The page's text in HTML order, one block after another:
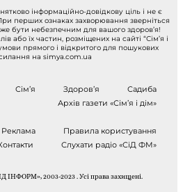
інформаційно-довідкову ціль і не є
перших ознаках захворювання зверніться
бути небезпечним для вашого здоров’я!
або їх частин, розміщених на сайті “Сім’я і
прямого і відкритого для пошукових
на simya.com.ua
Сім’я Здоров’я
Садиба
Архів газети «Сім’я і дім»
Реклама
Правила користування
Слухати радіо «СіД ФМ»
ІНФОРМ», 2003-2023 . Усі права захищені.